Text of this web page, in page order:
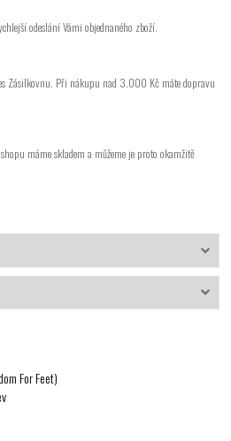
odeslání Vámi objednaného zboží.
Zásilkovnu. Při nákupu nad 3.000 Kč máte dopravu
máme skladem a můžeme je proto okamžitě
For Feet)